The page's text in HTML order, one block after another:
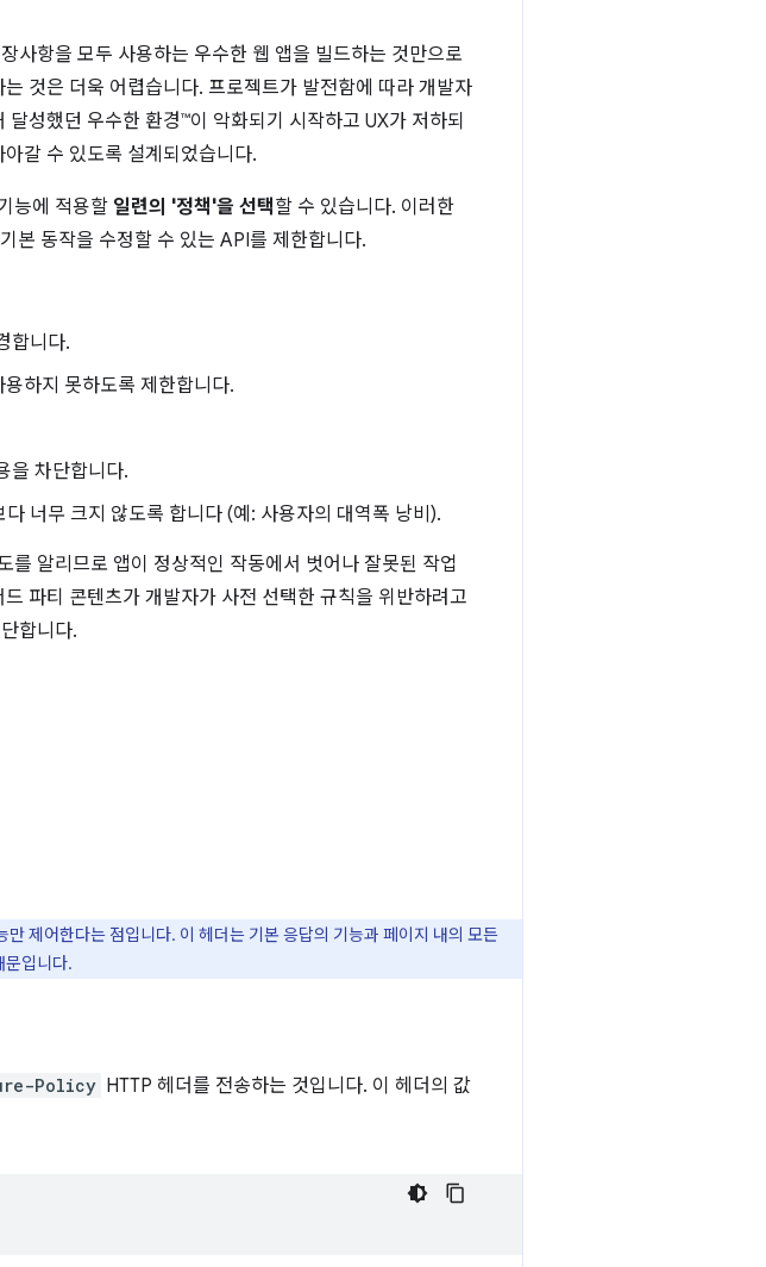
사항을 모두 사용하는 우수한 웹 앱을 빌드하는 것만으로
것은 더욱 어렵습니다. 프로젝트가 발전함에 따라 개발자
성했던 우수한 환경™이 악화되기 시작하고 UX가 저하되
갈 수 있도록 설계되었습니다.
능에 적용할 일련의 '정책'을 선택할 수 있습니다. 이러한
본 동작을 수정할 수 있는 API를 제한합니다.
합니다.
하지 못하도록 제한합니다.
을 차단합니다.
너무 크지 않도록 합니다 (예: 사용자의 대역폭 낭비).
를 알리므로 앱이 정상적인 작동에서 벗어나 잘못된 작업
파티 콘텐츠가 개발자가 사전 선택한 규칙을 위반하려고
합니다.
제어한다는 점입니다. 이 헤더는 기본 응답의 기능과 페이지 내의 모든
문입니다.
Policy HTTP 헤더를 전송하는 것입니다. 이 헤더의 값